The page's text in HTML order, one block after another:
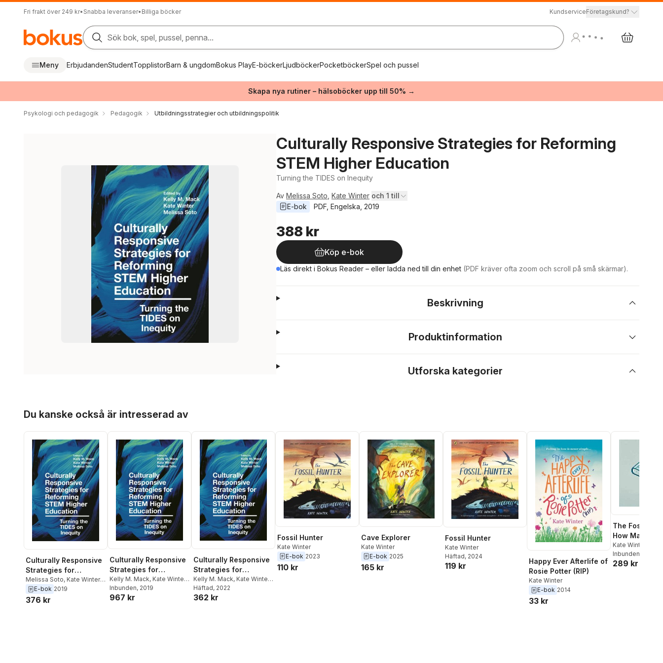
Fri frakt över 249 kr• Snabba leveranser• Billiga böcker KundserviceFöretagskund?
Sök bok, spel, pussel, penna...
Meny ErbjudandenStudentTopplistorBarn & ungdomBokus PlayE-böckerLjudböckerPocketböckerSpel och pussel
Skapa nya rutiner – hälsoböcker upp till 50% →
Psykologi och pedagogik Pedagogik Utbildningsstrategier och utbildningspolitik
Culturally Responsive Strategies for Reforming
STEM Higher Education
Turning the TIDES on Inequity
Av Melissa Soto Kate Winter och 1 till
E-bok
PDF Engelska 2019
388 kr
Köp e-bok
Läs direkt i Bokus Reader – eller ladda ned till din enhet (PDF kräver ofta zoom och scroll på små skärmar).
Beskrivning
Produktinformation
Utforska kategorier
Du kanske också är intresserad av
Culturally Responsive
Strategies for
Reforming STEM
Higher Education
Melissa Soto, Kate Winter,
Kelly M. Mack
E-bok 2019
376 kr
Culturally Responsive
Strategies for
Reforming STEM
Higher Education
Kelly M. Mack, Kate Winter ,
Melissa Soto
Inbunden, 2019
967 kr
Culturally Responsive
Strategies for
Reforming STEM
Higher Education
Kelly M. Mack, Kate Winter ,
Melissa Soto
Häftad, 2022
362 kr
Fossil Hunter
Kate Winter
E-bok 2023
110 kr
Cave Explorer
Kate Winter
E-bok 2025
165 kr
Fossil Hunter
Kate Winter
Häftad, 2024
119 kr
Happy Ever Afterlife of
Rosie Potter (RIP)
Kate Winter
E-bok 2014
33 kr
The Fossil
How Mary
Unearthed
about the
Kate Winter
Inbunden
289 kr